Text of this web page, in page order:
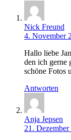
Nick Freund
4. November
Hallo liebe
den ich gerne
schöne Fotos
Antworten
Anja Jepsen
21. Dezember